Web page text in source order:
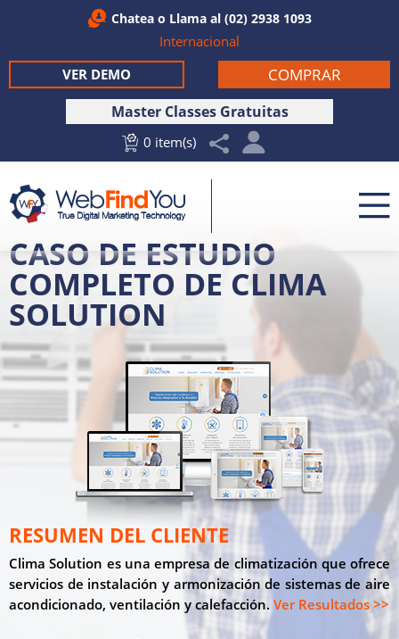
Chatea o Llama al (02) 2938 1093
Internacional
Master Classes Gratuitas
0 item(s)
COMPRAR
VER DEMO
CASO DE ESTUDIO
COMPLETO DE CLIMA
SOLUTION
RESUMEN DEL CLIENTE
Clima Solution es una empresa de climatización que ofrece
servicios de instalación y armonización de sistemas de aire
acondicionado, ventilación y calefacción. Ver Resultados >>